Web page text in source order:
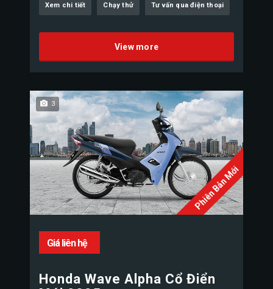
Xem chi tiết Chạy thử Tư vấn qua điện thoại
View more
Phiên Bản Mới
3
Giá liên hệ
Honda Wave Alpha Cổ Điển